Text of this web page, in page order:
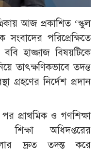
আজ প্রকাশিত ‘স্কুল
সংবাদের পরিপ্রেক্ষিতে
ববি হাজ্জাজ বিষয়টিকে
তাৎক্ষণিকভাবে তদন্ত
গ্রহণের নির্দেশ প্রদান
প্রাথমিক ও গণশিক্ষা
শিক্ষা অধিদপ্তরের
দ্রুত তদন্ত করে